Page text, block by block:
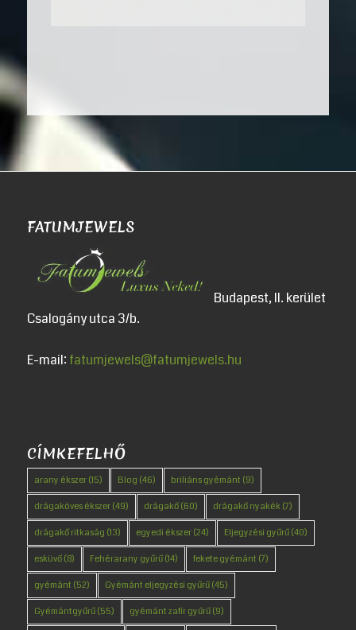
FATUMJEWELS
Budapest, II. kerület
Csalogány utca 3/b.
E-mail: fatumjewels@fatumjewels.hu
CÍMKEFELHŐ
arany ékszer(15) Blog (46) briliáns gyémánt (9)
drágaköves ékszer(49) drágakő(60) drágakő nyakék(7)
drágakő ritkaság (13) egyedi ékszer(24) Eljegyzési gyűrű(40)
esküvő(8) Fehérarany gyűrű(14) fekete gyémánt (7)
gyémánt (52) Gyémánt eljegyzési gyűrű(45)
Gyémántgyűrű(55) gyémánt zafír gyűrű(9)